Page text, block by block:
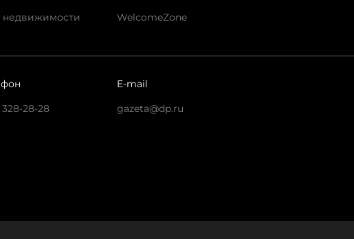
недвижимости
WelcomeZone
328-28-28
E-mail
gazeta@dp.ru